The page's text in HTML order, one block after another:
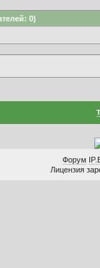
0)
Форум
Лицензия